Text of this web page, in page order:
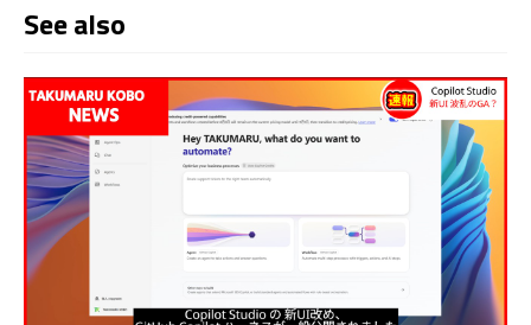
See also